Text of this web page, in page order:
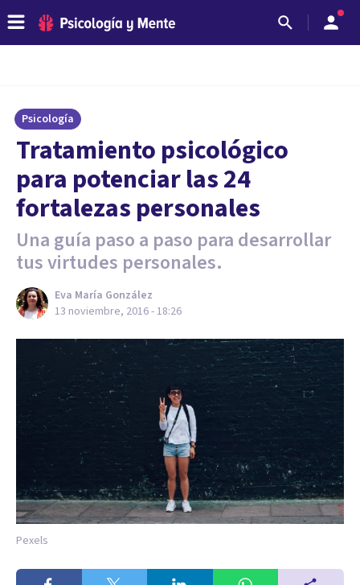
Psicología
​Tratamiento psicológico
para potenciar las 24
fortalezas personales
Una guía paso a paso para desarrollar
tus virtudes personales.
Eva María González
13 noviembre, 2016 - 18:26
Pexels